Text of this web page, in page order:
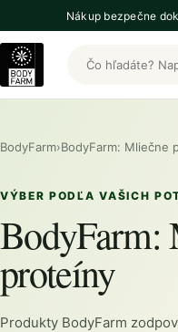
Nákup bezpečne
Hľadať
BodyFarm›BodyFarm: Mliečne
VÝBER PODĽA VAŠICH
BodyFarm:
proteíny
Produkty BodyFarm